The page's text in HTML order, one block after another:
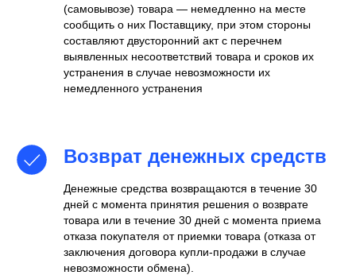
(самовывозе) товара — немедленно на месте
сообщить о них Поставщику, при этом стороны
составляют двусторонний акт с перечнем
выявленных несоответствий товара и сроков их
устранения в случае невозможности их
немедленного устранения
Возврат денежных средств
Денежные средства возвращаются в течение 30
дней с момента принятия решения о возврате
товара или в течение 30 дней с момента приема
отказа покупателя от приемки товара (отказа от
заключения договора купли-продажи в случае
невозможности обмена).